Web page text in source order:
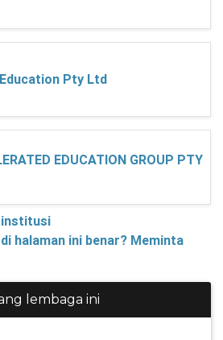
Pty Ltd
EDUCATION GROUP PTY
institusi
halaman ini benar? Meminta
lembaga ini